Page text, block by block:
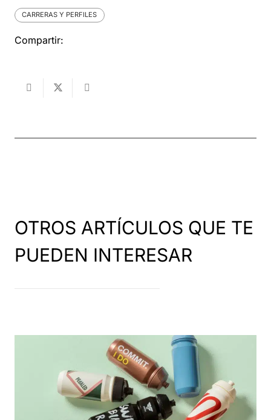
CARRERAS Y PERFILES
Compartir:
OTROS ARTÍCULOS QUE TE
PUEDEN INTERESAR